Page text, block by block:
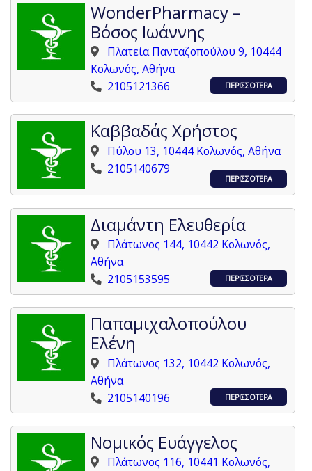
WonderPharmacy –
Βόσος Ιωάννης
Πλατεία Πανταζοπούλου 9, 10444
Κολωνός, Αθήνα
2105121366
ΠΕΡΙΣΣΟΤΕΡΑ
Καββαδάς Χρήστος
Πύλου 13, 10444 Κολωνός, Αθήνα
2105140679
ΠΕΡΙΣΣΟΤΕΡΑ
Διαμάντη Ελευθερία
Πλάτωνος 144, 10442 Κολωνός,
Αθήνα
2105153595
ΠΕΡΙΣΣΟΤΕΡΑ
Παπαμιχαλοπούλου
Ελένη
Πλάτωνος 132, 10442 Κολωνός,
Αθήνα
2105140196
ΠΕΡΙΣΣΟΤΕΡΑ
Νομικός Ευάγγελος
Πλάτωνος 116, 10441 Κολωνός,